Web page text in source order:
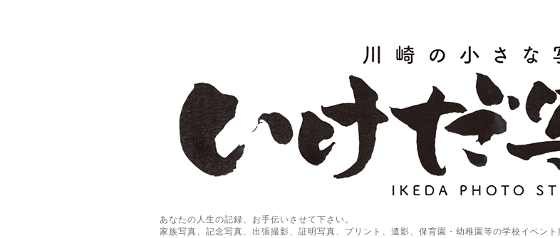
あなたの人生の記録、お手伝いさせて下さい。
家族写真、記念写真、出張撮影、証明写真、プリント、遺影、保育園・幼稚園等の学校イベン